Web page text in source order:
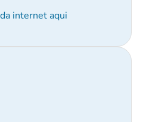
internet aqui